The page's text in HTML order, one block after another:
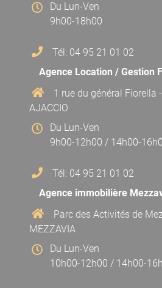
Du Lun-Ven
9h00-18h00
Tél: 04 95 21 01 02
Agence Location / Gestion
1 rue du général Fiorella
AJACCIO
Du Lun-Ven
9h00-12h00 / 14h00-
Tél: 04 95 21 01 02
Agence immobilière
Parc des Activités de
MEZZAVIA
Du Lun-Ven
10h00-12h00 / 14h00-